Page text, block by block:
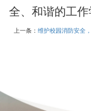
全、和谐的工作
上一条： 维护校园消防安全